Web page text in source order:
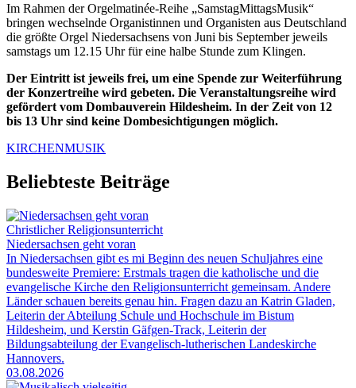
Im Rahmen der Orgelmatinée-Reihe „SamstagMittagsMusik“
bringen wechselnde Organistinnen und Organisten aus Deutschland
die größte Orgel Niedersachsens von Juni bis September jeweils
samstags um 12.15 Uhr für eine halbe Stunde zum Klingen.
Der Eintritt ist jeweils frei, um eine Spende zur Weiterführung
der Konzertreihe wird gebeten. Die Veranstaltungsreihe wird
gefördert vom Dombauverein Hildesheim. In der Zeit von 12
bis 13 Uhr sind keine Dombesichtigungen möglich.
KIRCHENMUSIK
Beliebteste Beiträge
Christlicher Religionsunterricht
Niedersachsen geht voran
In Niedersachsen gibt es mi Beginn des neuen Schuljahres eine
bundesweite Premiere: Erstmals tragen die katholische und die
evangelische Kirche den Religionsunterricht gemeinsam. Andere
Länder schauen bereits genau hin. Fragen dazu an Katrin Gladen,
Leiterin der Abteilung Schule und Hochschule im Bistum
Hildesheim, und Kerstin Gäfgen-Track, Leiterin der
Bildungsabteilung der Evangelisch-lutherischen Landeskirche
Hannovers.
03.08.2026